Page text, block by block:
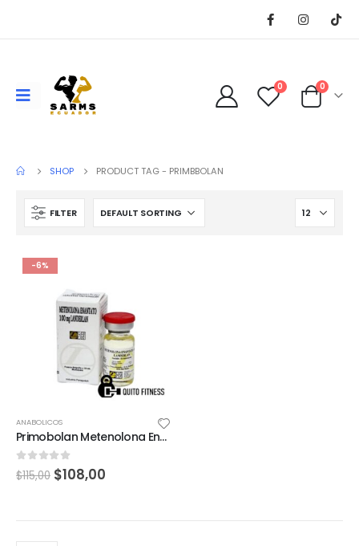
0 0
SHOP PRODUCT TAG - PRIMBBOLAN
FILTER
-6%
ANABOLICOS
Primobolan Metenolona Enantato 100mg 10ml Landerlan
0 out of 5
$115,00 $108,00